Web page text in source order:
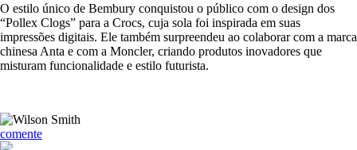
O estilo único de Bembury conquistou o público com o design dos
“Pollex Clogs” para a Crocs, cuja sola foi inspirada em suas
impressões digitais. Ele também surpreendeu ao colaborar com a marca
chinesa Anta e com a Moncler, criando produtos inovadores que
misturam funcionalidade e estilo futurista.
comente